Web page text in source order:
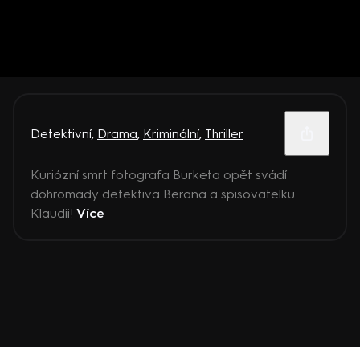
Detektivní, Drama, Kriminální, Thriller
Kuriózní smrt fotografa Burketa opět svádí
dohromady detektiva Berana a spisovatelku
Klaudii! Více